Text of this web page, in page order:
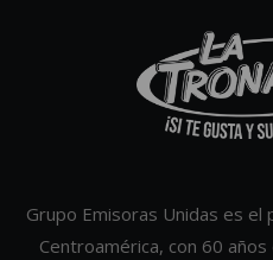
Grupo Emisoras Unidas es
Centroamérica, con 60